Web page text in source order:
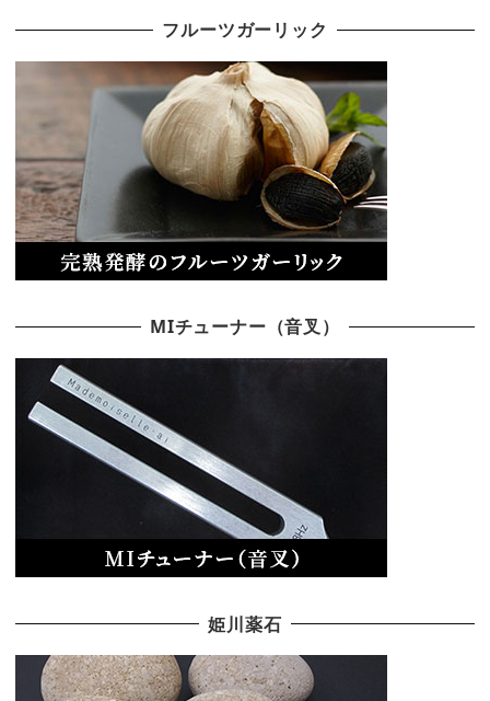
フルーツガーリック
MIチューナー（音叉）
姫川薬石